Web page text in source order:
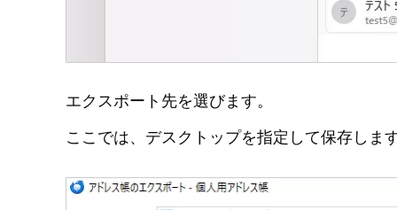
エクスポート先を選びます。
ここでは、デスクトップを指定して保存しま